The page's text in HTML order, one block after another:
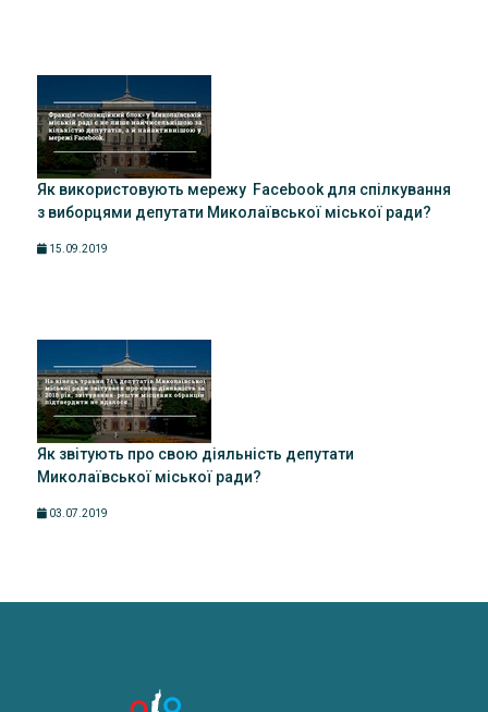
Як використовують мережу Facebook для спілкування
з виборцями депутати Миколаївської міської ради?
15.09.2019
Як звітують про свою діяльність депутати
Миколаївської міської ради?
03.07.2019